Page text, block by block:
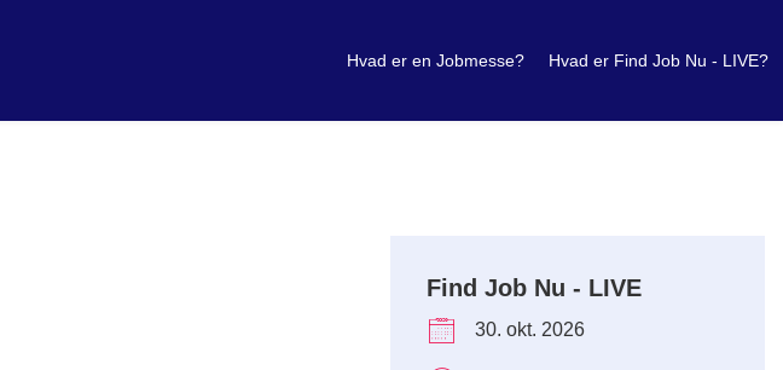
Hvad er en Jobmesse? Hvad er Find Job Nu - LIVE?
Find Job Nu - LIVE
30. okt. 2026